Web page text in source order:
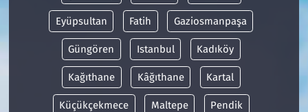
Eyüpsultan Fatih Gaziosmanpaşa
Güngören Istanbul Kadıköy
Kağıthane Kâğıthane Kartal
Küçükçekmece Maltepe Pendik